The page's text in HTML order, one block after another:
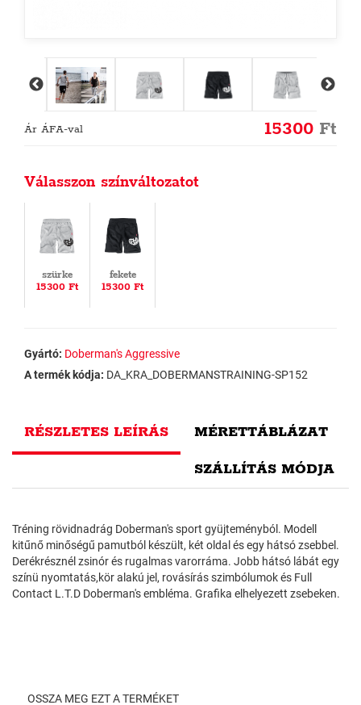
Ár ÁFA-val 15300 Ft
Válasszon színváltozatot
szürke
15300 Ft
fekete
15300 Ft
Gyártó: Doberman's Aggressive
A termék kódja: DA_KRA_DOBERMANSTRAINING-SP152
RÉSZLETES LEÍRÁS MÉRETTÁBLÁZAT
SZÁLLÍTÁS MÓDJA
Tréning rövidnadrág Doberman's sport gyüjteményból. Modell
kitűnő minőségű pamutból készült, két oldal és egy hátsó zsebbel.
Derékrésznél zsinór és rugalmas varorráma. Jobb hátsó lábát egy
színü nyomtatás,kör alakú jel, rovásírás szimbólumok és Full
Contact L.T.D Doberman's embléma. Grafika elhelyezett zsebeken.
OSSZA MEG EZT A TERMÉKET